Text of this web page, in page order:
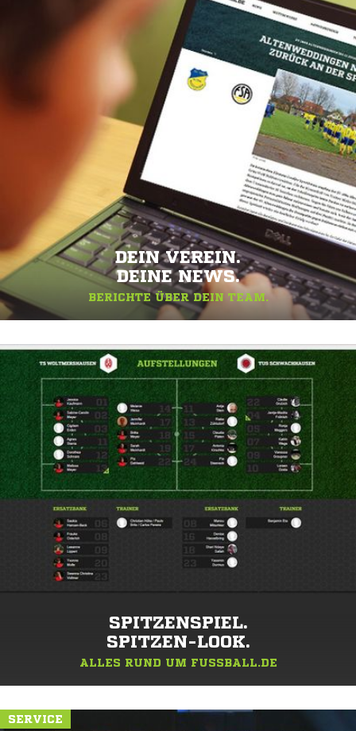
DEIN VEREIN.
DEINE NEWS.
BERICHTE ÜBER DEIN TEAM.
SPITZENSPIEL.
SPITZEN-LOOK.
ALLES RUND UM FUSSBALL.DE
SERVICE